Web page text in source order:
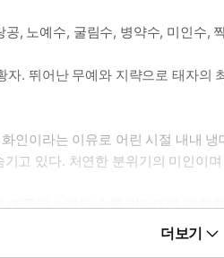
, 노예수, 굴림수, 병약수, 미인수,
. 뛰어난 무예와 지략으로 태자
인이라는 이유로 어린 시절 내내
고 있다. 처연한 분위기의 미인이
증에 눈멀어 수를 망가뜨린 뒤 절
더보기